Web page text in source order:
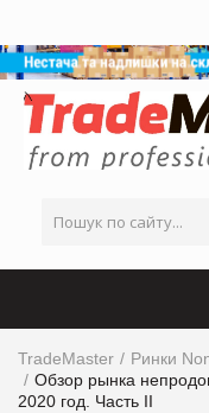
TradeMaster
Ринки
Обзор рынка
2020 год. Часть ІІ